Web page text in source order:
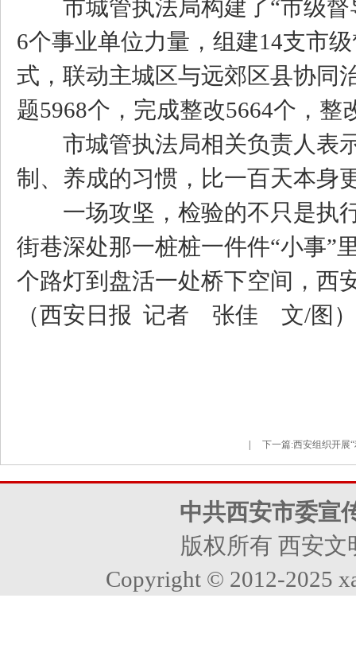
市城管执法局构建了“市级督
6个事业单位力量，组建14支市
式，联动主城区与远郊区县协同
题5968个，完成整改5664个，整
市城管执法局相关负责人表示
制、养成的习惯，比一百天本身
一场攻坚，检验的不只是执行
街巷深处那一桩桩一件件“小事
个路灯到盘活一处桥下空间，西
（西安日报 记者 张佳 文/图）
下一篇:西安组织开展
中共西安市委宣
版权所有 西安
Copyright © 2012-2025